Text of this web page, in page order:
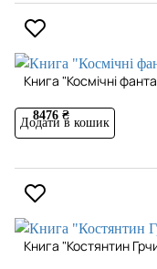
Книга "Космічні
8476 ₴
Додати в кошик
Книга "Костянтин